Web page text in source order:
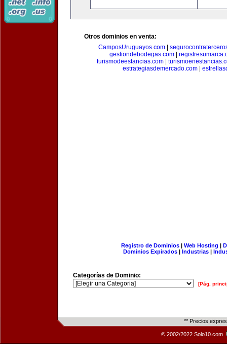
Otros dominios en venta:
CamposUruguayos.com|
gestiondebodegas.com|
turismodeestancias.com
estrategiasdemercado.com
Registro de Dominios| Web Hosting |
Dominios Expirados | Industrias |
Categorías de Dominio:
[Pág.
** Precios
© 2002/2022 Solo10.com